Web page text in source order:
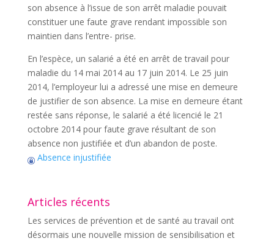
son absence à l’issue de son arrêt maladie pouvait
constituer une faute grave rendant impossible son
maintien dans l’entre- prise.
En l’espèce, un salarié a été en arrêt de travail pour
maladie du 14 mai 2014 au 17 juin 2014. Le 25 juin
2014, l’employeur lui a adressé une mise en demeure
de justifier de son absence. La mise en demeure étant
restée sans réponse, le salarié a été licencié le 21
octobre 2014 pour faute grave résultant de son
absence non justifiée et d’un abandon de poste.
Absence injustifiée
Articles récents
Les services de prévention et de santé au travail ont
désormais une nouvelle mission de sensibilisation et